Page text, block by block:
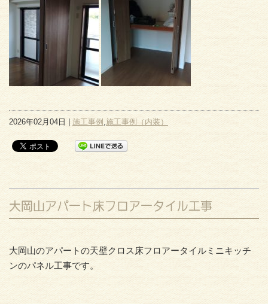
2026年02月04日 | 施工事例 ,施工事例（内装）
大岡山アパート床フロアータイル工事
大岡山のアパートの天壁クロス床フロアータイルミニキッチ
ンのパネル工事です。